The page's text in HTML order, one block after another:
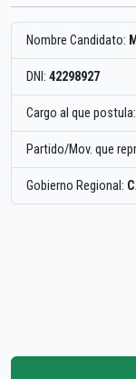
Nombre Candidato:
DNI: 42298927
Cargo al que postula:
Partido/Mov. que
Gobierno Regional: